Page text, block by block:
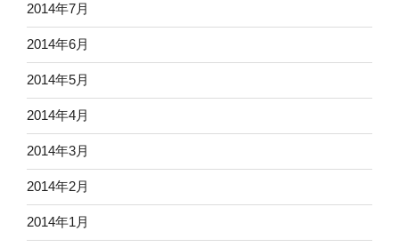
2014年7月
2014年6月
2014年5月
2014年4月
2014年3月
2014年2月
2014年1月